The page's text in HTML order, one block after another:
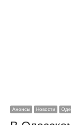
Анонсы Новости